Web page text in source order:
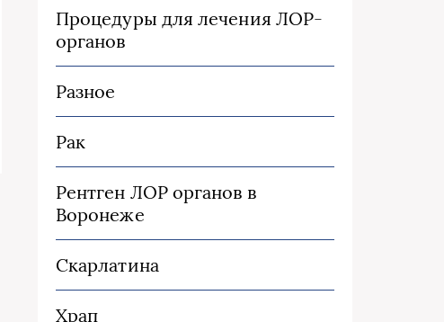
Процедуры для лечения ЛОР-
органов
Разное
Рак
Рентген ЛОР органов в
Воронеже
Скарлатина
Храп